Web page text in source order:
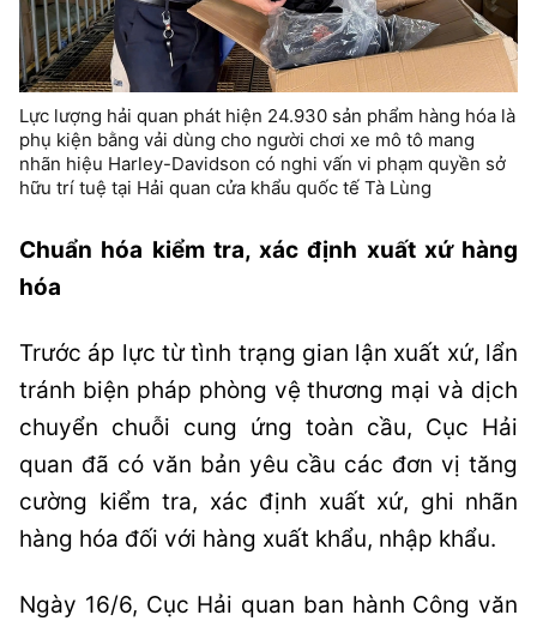
Lực lượng hải quan phát hiện 24.930 sản phẩm hàng hóa là
phụ kiện bằng vải dùng cho người chơi xe mô tô mang
nhãn hiệu Harley-Davidson có nghi vấn vi phạm quyền sở
hữu trí tuệ tại Hải quan cửa khẩu quốc tế Tà Lùng
Chuẩn hóa kiểm tra, xác định xuất xứ hàng
hóa
Trước áp lực từ tình trạng gian lận xuất xứ, lẩn
tránh biện pháp phòng vệ thương mại và dịch
chuyển chuỗi cung ứng toàn cầu, Cục Hải
quan đã có văn bản yêu cầu các đơn vị tăng
cường kiểm tra, xác định xuất xứ, ghi nhãn
hàng hóa đối với hàng xuất khẩu, nhập khẩu.
Ngày 16/6, Cục Hải quan ban hành Công văn